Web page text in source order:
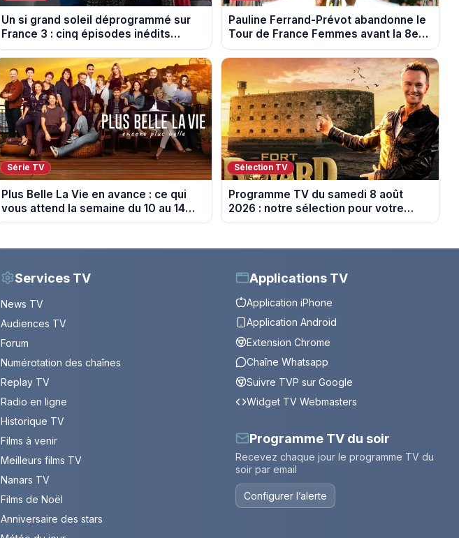
Un si grand soleil déprogrammé sur
France 3 : cinq épisodes inédits
diffusés le 13 août
Pauline Ferrand-Prévot abandonne le
Tour de France Femmes avant la 8e
étape
Série TV
Plus Belle La Vie en avance : ce qui
vous attend la semaine du 10 au 14
août 2026 (spoiler)
Sélection TV
Programme TV du samedi 8 août
2026 : notre sélection pour votre
soirée télé
Services TV
News TV
Audiences TV
Forum
Numérotation des chaînes
Replay TV
Radio en ligne
Historique TV
Films à venir
Meilleurs films TV
Nanars TV
Films de Noël
Anniversaire des stars
Applications TV
Application iPhone
Application Android
Extension Chrome
Chaîne Whatsapp
Suivre TVP sur Google
Widget TV Webmasters
Programme TV du soir
Recevez chaque jour le programme TV du
soir par email
Configurer l’alerte